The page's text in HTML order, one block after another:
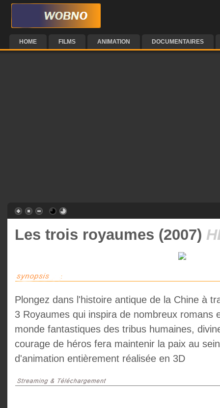
HOME FILMS ANIMATION DOCUMENTAIRES
Les trois royaumes (2007)
Plongez dans l'histoire antique de la Chine à
3 Royaumes qui inspira de nombreux romans
monde fantastiques des tribus humaines,
courage de héros fera maintenir la paix au
d'animation entièrement réalisée en 3D